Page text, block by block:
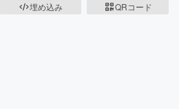
埋め込み
QRコード